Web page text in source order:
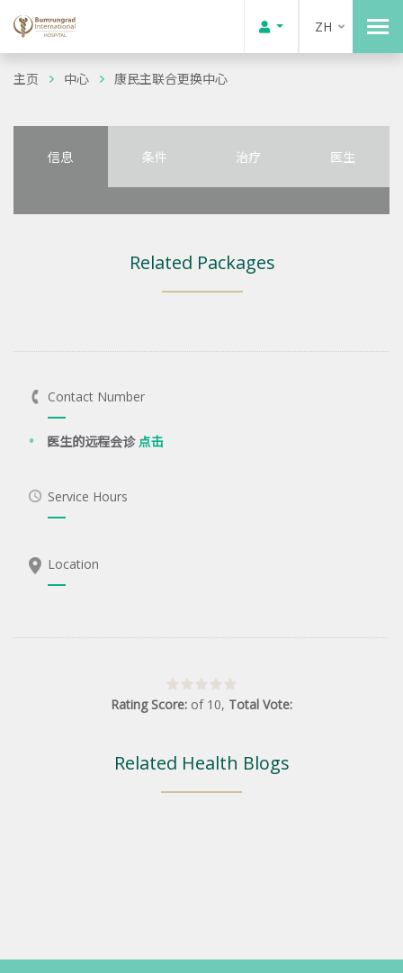
ZH
主页 中心 康民主联合更换中心
信息 条件 治疗 医生
Related Packages
Contact Number
医生的远程会诊点击
Service Hours
Location
Rating Score: of 10, Total Vote:
Related Health Blogs